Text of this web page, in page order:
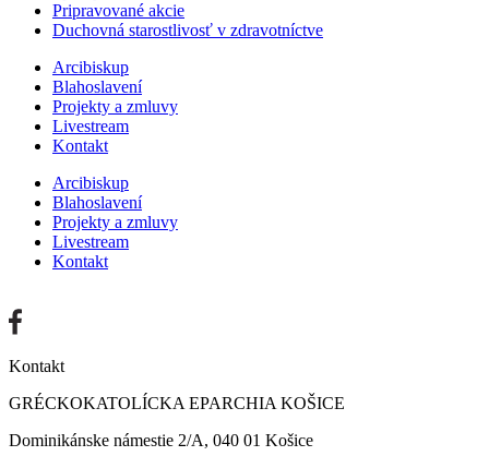
Pripravované akcie
Duchovná starostlivosť v zdravotníctve
Arcibiskup
Blahoslavení
Projekty a zmluvy
Livestream
Kontakt
Arcibiskup
Blahoslavení
Projekty a zmluvy
Livestream
Kontakt
Kontakt
GRÉCKOKATOLÍCKA EPARCHIA KOŠICE
Dominikánske námestie 2/A, 040 01 Košice